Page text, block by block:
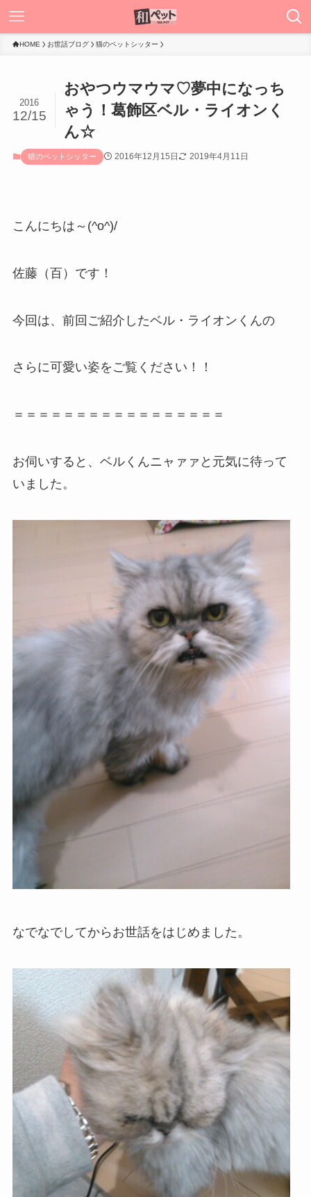
HOME お世話ブログ 猫のペットシッター
おやつウマウマ♡夢中になっち
ゃう！葛飾区ベル・ライオンく
ん☆
2016
12/15
猫のペットシッター 2016年12月15日 2019年4月11日
こんにちは～(^o^)/
佐藤（百）です！
今回は、前回ご紹介したベル・ライオンくんの
さらに可愛い姿をご覧ください！！
＝＝＝＝＝＝＝＝＝＝＝＝＝＝＝＝＝
お伺いすると、ベルくんニャァァと元気に待って
いました。
なでなでしてからお世話をはじめました。